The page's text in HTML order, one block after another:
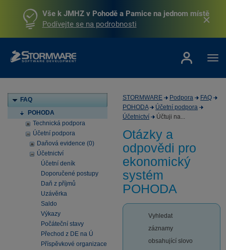
Vše k JMHZ v Pohodě a Pamice na jednom místě
Podívejte se na podrobnosti
FAQ
POHODA
Technická podpora
Účetní podpora
Daňová evidence (0)
Účetnictví
Účetní deník
Doporučené postupy
Daň z příjmů
Uzávěrka
Saldo
Výkazy
Počáteční stavy
Přechod z DE na Ú
Příspěvkové organizace
STORMWARE Podpora
FAQ
POHODA
Účetní podpora
Účetnictví
Účtuji na...
Otázky a
odpovědi pro
ekonomický
systém
POHODA
Vyhledat
záznamy
obsahující slovo